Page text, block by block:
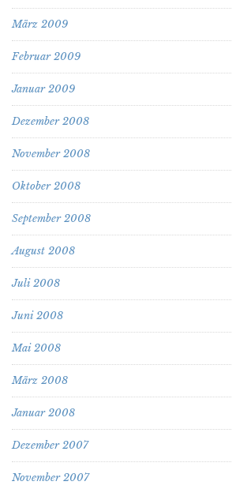
März 2009
Februar 2009
Januar 2009
Dezember 2008
November 2008
Oktober 2008
September 2008
August 2008
Juli 2008
Juni 2008
Mai 2008
März 2008
Januar 2008
Dezember 2007
November 2007